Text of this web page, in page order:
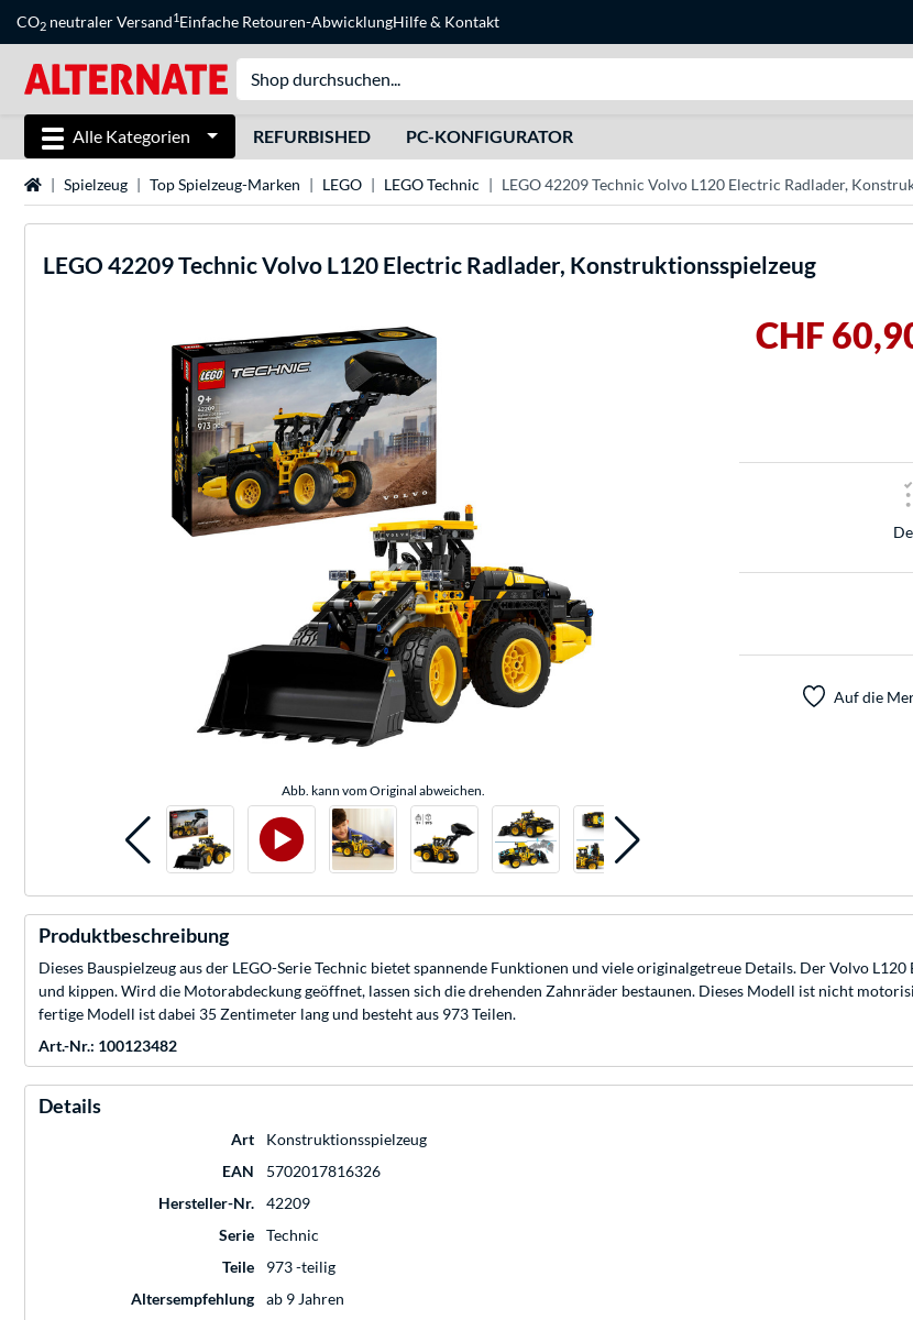
CO2 neutraler Versand1Einfache Retouren-AbwicklungHilfe& Kontakt
Alle Kategorien REFURBISHED PC-KONFIGURATOR
StartseiteSpielzeug Top Spielzeug-Marken LEGO LEGO Technic LEGO 42209 Technic Volvo L120 Electric Radlader,
LEGO 42209 Technic Volvo L120 Electric Radlader, Konstruktionsspielzeug
Abb. kann vom Original abweichen.
CHF
Auf die
Produktbeschreibung
Dieses Bauspielzeug aus der LEGO-Serie Technic bietet spannende Funktionen und viele originalgetreue Details. Der Volvo
und kippen. Wird die Motorabdeckung geöffnet, lassen sich die drehenden Zahnräder bestaunen. Dieses Modell ist nicht
fertige Modell ist dabei 35 Zentimeter lang und besteht aus 973 Teilen.
Art.-Nr.: 100123482
Details
Art
Konstruktionsspielzeug
EAN
5702017816326
Hersteller-Nr.
42209
Serie
Technic
Teile
973 -teilig
Altersempfehlung
ab 9 Jahren